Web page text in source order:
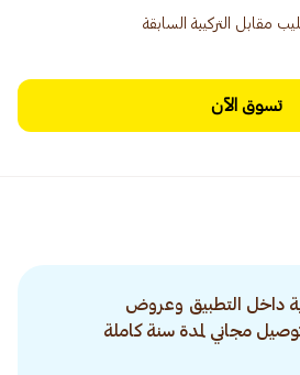
مقابل التركيبة السابقة
تسوق الآن
داخل التطبيق وعروض
مجاني لمدة سنة كاملة